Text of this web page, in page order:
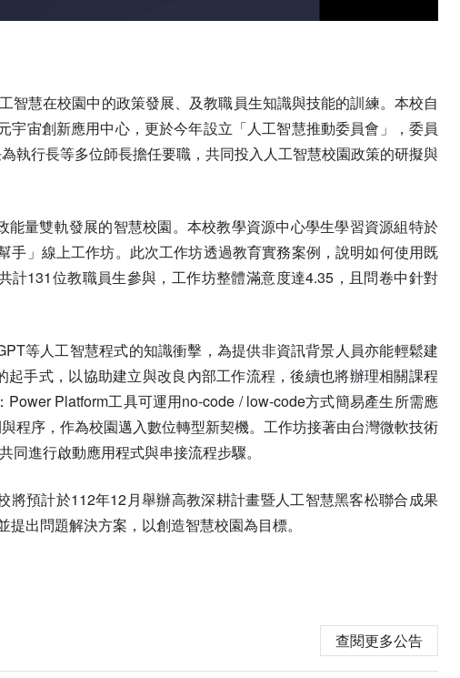
慧在校園中的政策發展、及教職員生知識與技能的訓練。本校自
宙創新應用中心，更於今年設立「人工智慧推動委員會」，委員
執行長等多位師長擔任要職，共同投入人工智慧校園政策的研擬與
量雙軌發展的智慧校園。本校教學資源中心學生學習資源組特於
」線上工作坊。此次工作坊透過教育實務案例，說明如何使用既
131位教職員生參與，工作坊整體滿意度達4.35，且問卷中針對
等人工智慧程式的知識衝擊，為提供非資訊背景人員亦能輕鬆建
手式，以協助建立與改良內部工作流程，後續也將辦理相關課程
Platform工具可運用no-code / low-code方式簡易產生所需應
程序，作為校園邁入數位轉型新契機。工作坊接著由台灣微軟技術
進行啟動應用程式與串接流程步驟。
預計於112年12月舉辦高教深耕計畫暨人工智慧黑客松聯合成果
出問題解決方案，以創造智慧校園為目標。
查閱更多公告